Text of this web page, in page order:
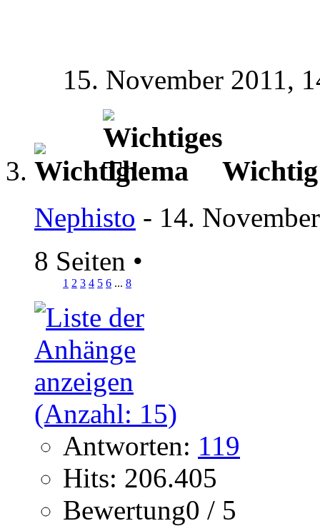
15. November 2011,
Nephisto - 14.
8 Seiten •
1 2 3 4 5 6 ... 8
Antworten: 119
Hits: 206.405
Bewertung0 / 5